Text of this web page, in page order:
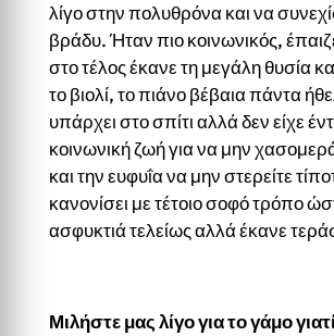
λίγο στην πολυθρόνα και να
βράδυ. Ήταν πιο κοινωνικός,
στο τέλος έκανε τη μεγάλη θυσία
το βιολί, το πιάνο βέβαια πάντα
υπάρχει στο σπίτι αλλά δεν είχε
κοινωνική ζωή για να μην
και την ευφυΐα να μην στερείτε
κανονίσει με τέτοιο σοφό τρόπο
ασφυκτιά τελείως αλλά έκανε
Μιλήστε μας λίγο για το γάμο γιατί